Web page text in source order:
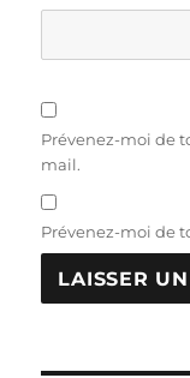
Prévenez-moi de
mail.
Prévenez-moi de